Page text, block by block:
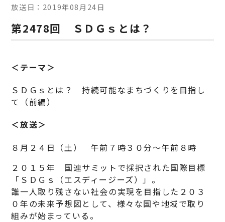
放送日：2019年08月24日
第2478回 ＳＤＧｓとは？
＜テーマ＞
ＳＤＧｓとは？ 持続可能なまちづくりを目指し
て（前編）
＜放送＞
８月２４日（土） 午前７時３０分～午前８時
２０１５年 国連サミットで採択された国際目標
「ＳＤＧｓ（エスディージーズ）」。
誰一人取り残さない社会の実現を目指した２０３
０年の未来予想図として、様々な国や地域で取り
組みが始まっている。